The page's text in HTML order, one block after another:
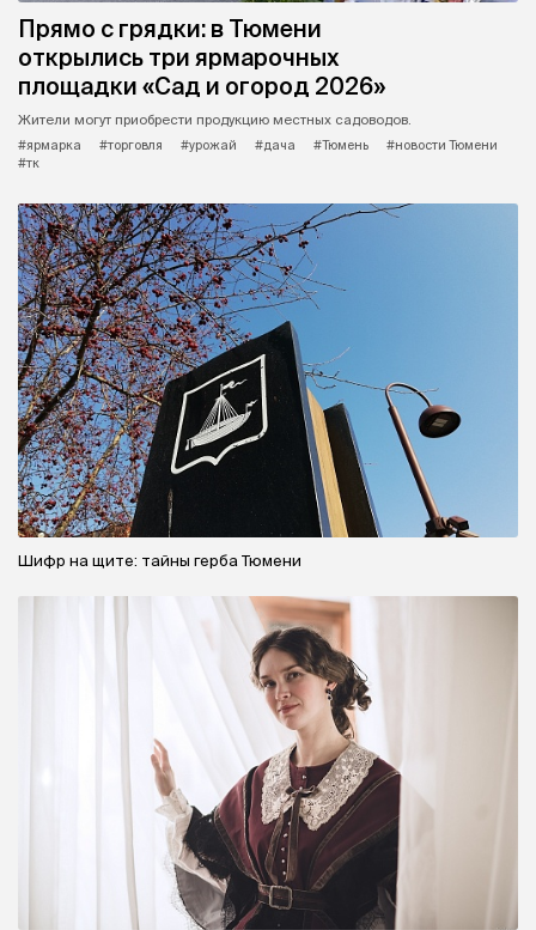
Прямо с грядки: в Тюмени
открылись три ярмарочных
площадки «Сад и огород 2026»
Жители могут приобрести продукцию местных садоводов.
#ярмарка
#торговля #урожай #дача #Тюмень
#новости Тюмени
#тк
Шифр на щите: тайны герба Тюмени